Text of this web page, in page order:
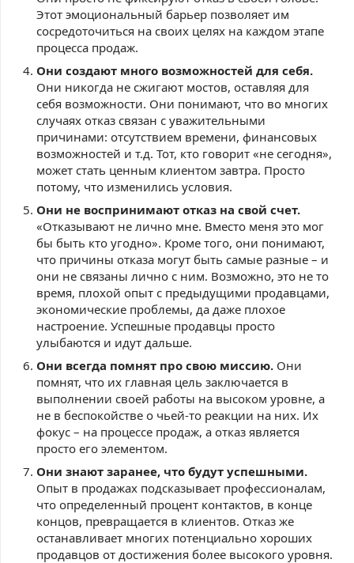
Этот эмоциональный барьер позволяет им
сосредоточиться на своих целях на каждом этапе
процесса продаж.
Они создают много возможностей для себя.
Они никогда не сжигают мостов, оставляя для
себя возможности. Они понимают, что во многих
случаях отказ связан с уважительными
причинами: отсутствием времени, финансовых
возможностей и т.д. Тот, кто говорит «не сегодня»,
может стать ценным клиентом завтра. Просто
потому, что изменились условия.
Они не воспринимают отказ на свой счет.
«Отказывают не лично мне. Вместо меня это мог
бы быть кто угодно». Кроме того, они понимают,
что причины отказа могут быть самые разные – и
они не связаны лично с ним. Возможно, это не то
время, плохой опыт с предыдущими продавцами,
экономические проблемы, да даже плохое
настроение. Успешные продавцы просто
улыбаются и идут дальше.
Они всегда помнят про свою миссию. Они
помнят, что их главная цель заключается в
выполнении своей работы на высоком уровне, а
не в беспокойстве о чьей-то реакции на них. Их
фокус – на процессе продаж, а отказ является
просто его элементом.
Они знают заранее, что будут успешными.
Опыт в продажах подсказывает профессионалам,
что определенный процент контактов, в конце
концов, превращается в клиентов. Отказ же
останавливает многих потенциально хороших
продавцов от достижения более высокого уровня.